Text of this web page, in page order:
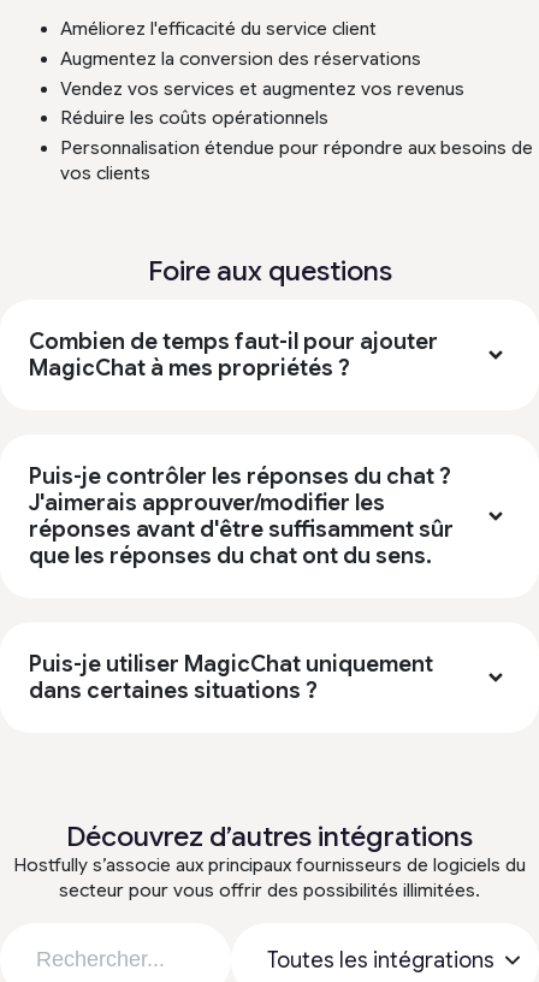
Améliorez l'efficacité du service client
Augmentez la conversion des réservations
Vendez vos services et augmentez vos revenus
Réduire les coûts opérationnels
Personnalisation étendue pour répondre aux besoins de
vos clients
Foire aux questions
Combien de temps faut-il pour ajouter
MagicChat à mes propriétés ?
Puis-je contrôler les réponses du chat ?
J'aimerais approuver/modifier les
réponses avant d'être suffisamment sûr
que les réponses du chat ont du sens.
Puis-je utiliser MagicChat uniquement
dans certaines situations ?
Découvrez d’autres intégrations
Hostfully s’associe aux principaux fournisseurs de logiciels du
secteur pour vous offrir des possibilités illimitées.